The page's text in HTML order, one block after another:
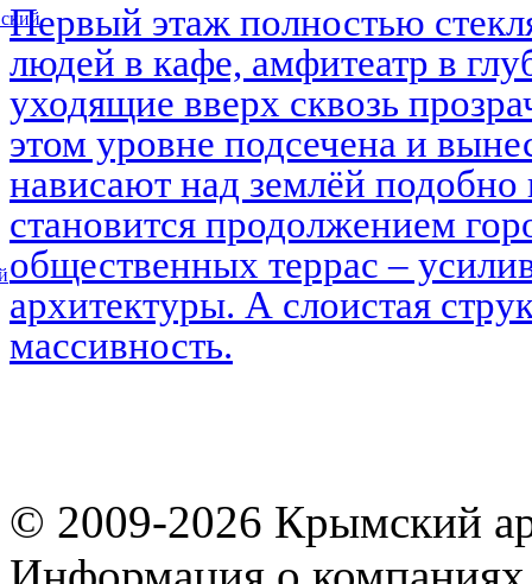
Первый этаж полностью
людей в кафе, амфитеатр в
уходящие вверх сквозь
этом уровне подсечена и
нависают над землёй
становится продолжением
общественных террас –
архитектуры. А слоистая
массивность.
© 2009-2026 Крымский